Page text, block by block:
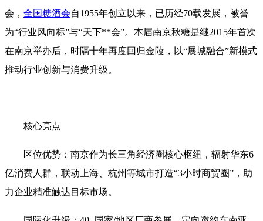
会， 全国糖酒会自1955年创立以来，已历经70载发展，被誉
为“行业风向标”与“天下**会”。本届南京秋糖是继2015年首次
在南京举办后，时隔十年再度回归金陵，以“展城融合”新模式
推动行业创新与消费升级‌。
核心亮点‌
区位优势‌：南京作为长三角经济圈核心枢纽，辐射华东6
亿消费人群，联动上海、杭州等城市打造“3小时商贸圈”，助
力企业精准触达目标市场‌。